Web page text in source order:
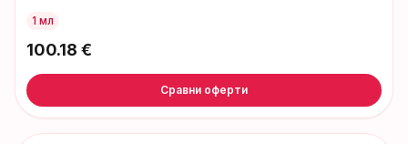
1 мл
100.18 €
Сравни оферти